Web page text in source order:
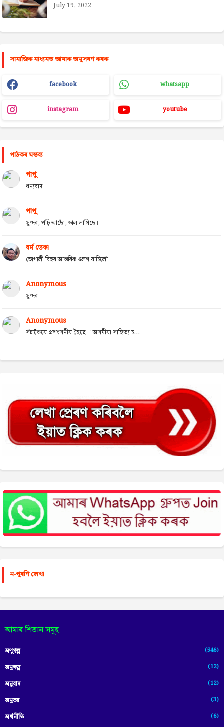
July 19, 2022
সামাজিক মাধ্যমত আমাক অনুসৰণ কৰক
facebook whatsapp
instagram youtube
পাঠকৰ মন্তব্য
পাপু
ধন্যবাদ
পাপু
সুন্দৰ, পঢ়ি আছোঁ, ভাল লাগিছে।
ধৰ্ম ডেকা
ভোগালী বিহুৰ আন্তৰিক ওলগ যাচিলোঁ।
Anonymous
সুন্দৰ
Anonymous
সঁচাকৈয়ে প্ৰশংসনীয় হৈছে। "অসমীয়া সাহিত্য চ...
ন-পুৰণি লেখা
আমাৰ শিতান সমূহ
অণুগল্প (546)
অনুগল্প (12)
অনুবাদ (12)
অনুভৱ (3)
অৰ্থনীতি (6)